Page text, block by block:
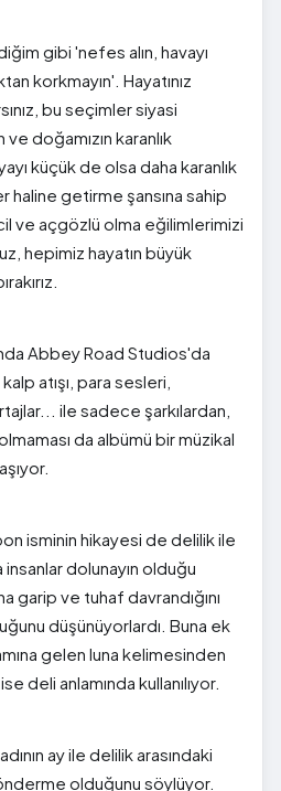
gibi 'nefes alın, havayı
korkmayın'. Hayatınız
bu seçimler siyasi
doğamızın karanlık
küçük de olsa daha karanlık
haline getirme şansına sahip
ve açgözlü olma eğilimlerimizi
hepimiz hayatın büyük
Abbey Road Studios'da
atışı, para sesleri,
ile sadece şarkılardan,
da albümü bir müzikal
isminin hikayesi de delilik ile
dolunayın olduğu
garip ve tuhaf davrandığını
düşünüyorlardı. Buna ek
gelen luna kelimesinden
deli anlamında kullanılıyor.
ay ile delilik arasındaki
olduğunu söylüyor.